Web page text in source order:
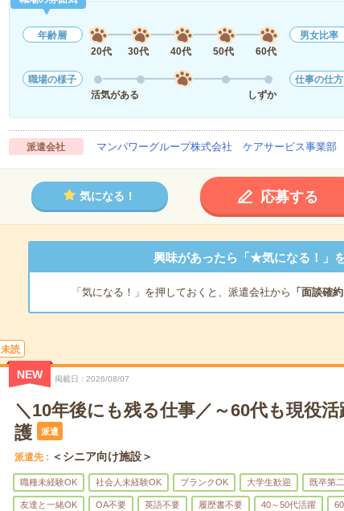
年齢層
20代
30代 40代 50代 60代
男女比率
職場の様子
活気がある
しずか
仕事の仕方
派遣会社 マンパワーグループ株式会社 ケアサービス事業部
気になる！ 応募する
興味があったら「★気になる！」
「気になる！」を押しておくと、派遣会社から 「面談確約
未読
NEW 掲載日 2026/08/07
＼10年後にも残る仕事／～60代も現役
護
派遣
派遣先 ＜シニア向け施設＞
職種未経験OK 社会人未経験OK ブランクOK 大学生歓迎 既卒第
友達と一緒OK OA不要 英語不要 履歴書不要 40～50代活躍